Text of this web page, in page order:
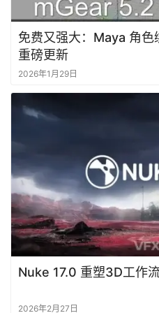
首
页
讯
免费又强大：Maya 角
重磅更新
2026年1月29日
Nuke 17.0 重塑3D工作
2026年2月27日